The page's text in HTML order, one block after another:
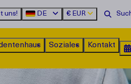
uns! DE € EUR
Soziales Kontakt